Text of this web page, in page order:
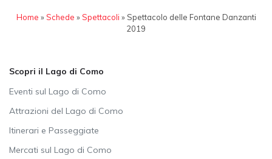
Home »Schede »Spettacoli » Spettacolo delle Fontane Danzanti
2019
Scopri il Lago di Como
Eventi sul Lago di Como
Attrazioni del Lago di Como
Itinerari e Passeggiate
Mercati sul Lago di Como